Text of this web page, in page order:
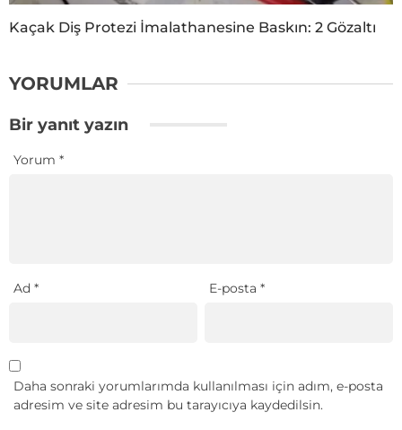
Kaçak Diş Protezi İmalathanesine Baskın: 2 Gözaltı
YORUMLAR
Bir yanıt yazın
Yorum *
Ad * E-posta*
Daha sonraki yorumlarımda kullanılması için adım, e-posta
adresim ve site adresim bu tarayıcıya kaydedilsin.